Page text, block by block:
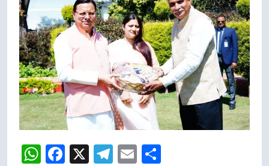
WhatsApp
Facebook
X Telegram
Email